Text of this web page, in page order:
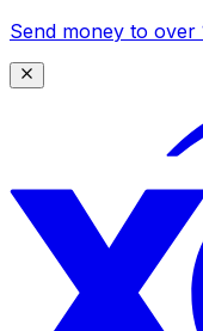
Send money to over